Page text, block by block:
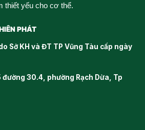
thiết yếu cho cơ thể.
PHÁT
Sở KH và ĐT TP Vũng Tàu cấp ngày
30.4, phường Rạch Dừa, Tp